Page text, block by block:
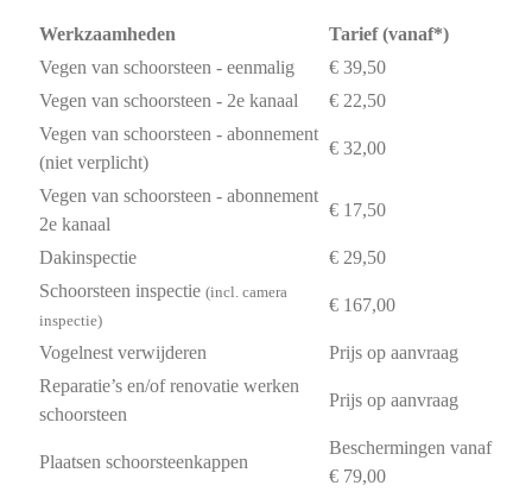
Werkzaamheden
Tarief (vanaf*)
Vegen van schoorsteen - eenmalig
€ 39,50
Vegen van schoorsteen - 2e kanaal
€ 22,50
Vegen van schoorsteen - abonnement
(niet verplicht)
€ 32,00
Vegen van schoorsteen - abonnement
2e kanaal
€ 17,50
Dakinspectie
€ 29,50
Schoorsteen inspectie (incl. camera
inspectie)
€ 167,00
Vogelnest verwijderen
Prijs op aanvraag
Reparatie’s en/of renovatie werken
schoorsteen
Prijs op aanvraag
Plaatsen schoorsteenkappen
Beschermingen vanaf
€ 79,00